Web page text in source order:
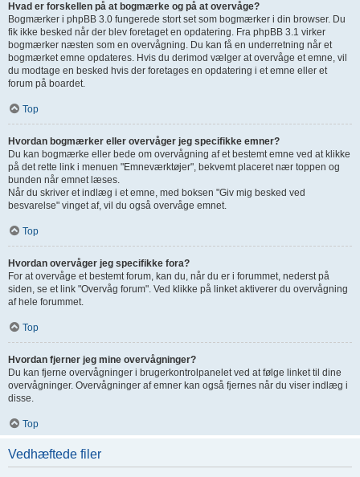
Hvad er forskellen på at bogmærke og på at overvåge?
Bogmærker i phpBB 3.0 fungerede stort set som bogmærker i din browser. Du
fik ikke besked når der blev foretaget en opdatering. Fra phpBB 3.1 virker
bogmærker næsten som en overvågning. Du kan få en underretning når et
bogmærket emne opdateres. Hvis du derimod vælger at overvåge et emne, vil
du modtage en besked hvis der foretages en opdatering i et emne eller et
forum på boardet.
Top
Hvordan bogmærker eller overvåger jeg specifikke emner?
Du kan bogmærke eller bede om overvågning af et bestemt emne ved at klikke
på det rette link i menuen "Emneværktøjer", bekvemt placeret nær toppen og
bunden når emnet læses.
Når du skriver et indlæg i et emne, med boksen "Giv mig besked ved
besvarelse" vinget af, vil du også overvåge emnet.
Top
Hvordan overvåger jeg specifikke fora?
For at overvåge et bestemt forum, kan du, når du er i forummet, nederst på
siden, se et link "Overvåg forum". Ved klikke på linket aktiverer du overvågning
af hele forummet.
Top
Hvordan fjerner jeg mine overvågninger?
Du kan fjerne overvågninger i brugerkontrolpanelet ved at følge linket til dine
overvågninger. Overvågninger af emner kan også fjernes når du viser indlæg i
disse.
Top
Vedhæftede filer